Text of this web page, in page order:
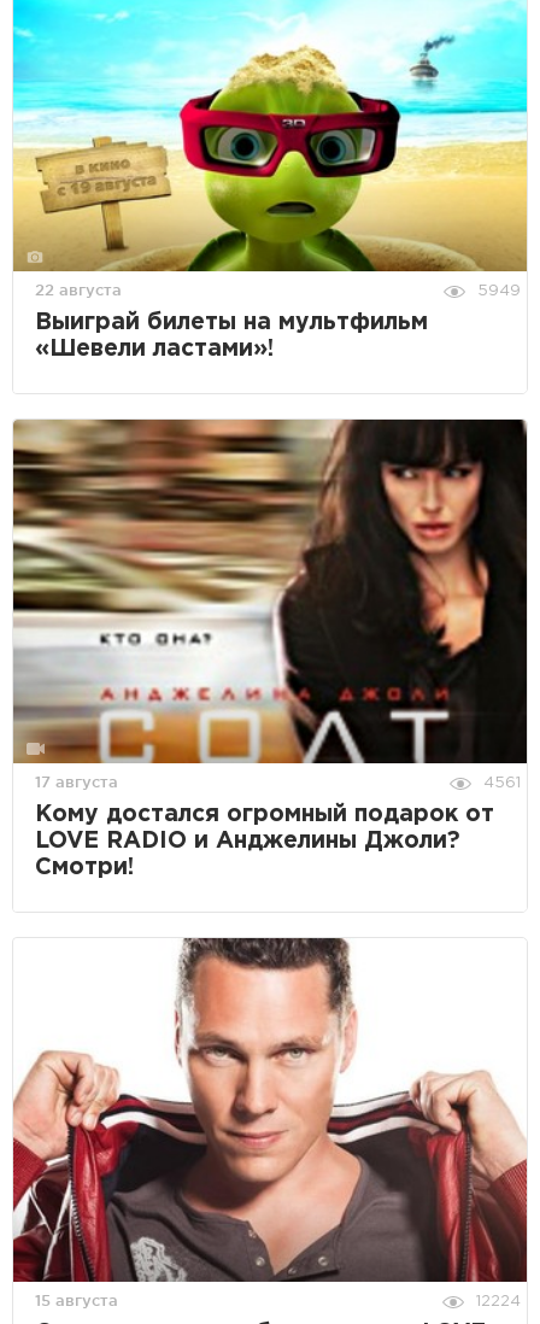
22 августа 5949
Выиграй билеты на мультфильм
«Шевели ластами»!
17 августа 4561
Кому достался огромный подарок от
LOVE RADIO и Анджелины Джоли?
Смотри!
15 августа 12224